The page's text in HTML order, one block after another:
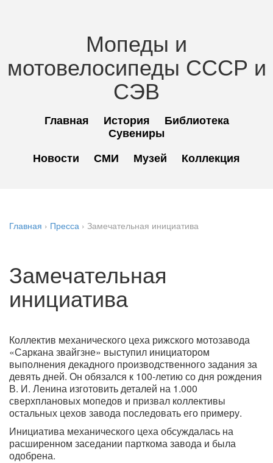
Мопеды и
мотовелосипеды СССР и
СЭВ
Главная История
Библиотека
Сувениры
Новости
СМИ Музей Коллекция
Главная › Пресса › Замечательная инициатива
Замечательная
инициатива
Коллектив механического цеха рижского мотозавода
«Саркана звайгзне» выступил инициатором
выполнения декадного производственного задания за
девять дней. Он обязался к 100-летию со дня рождения
В. И. Ленина изготовить деталей на 1.000
сверхплановых мопедов и призвал коллективы
остальных цехов завода последовать его примеру.
Инициатива механического цеха обсуждалась на
расширенном заседании парткома завода и была
одобрена.